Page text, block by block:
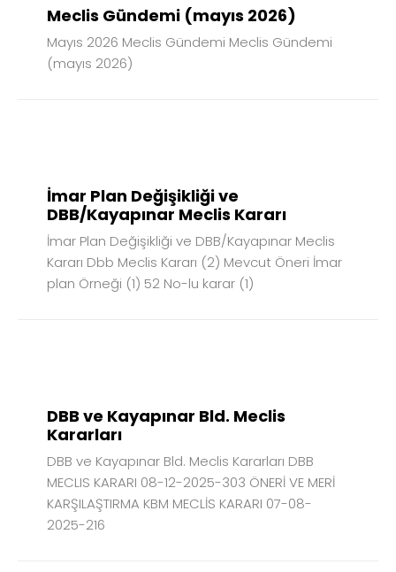
Meclis Gündemi (mayıs 2026)
Mayıs 2026 Meclis Gündemi Meclis Gündemi
(mayıs 2026)
İmar Plan Değişikliği ve
DBB/Kayapınar Meclis Kararı
İmar Plan Değişikliği ve DBB/Kayapınar Meclis
Kararı Dbb Meclis Kararı (2) Mevcut Öneri İmar
plan Örneği (1) 52 No-lu karar (1)
DBB ve Kayapınar Bld. Meclis
Kararları
DBB ve Kayapınar Bld. Meclis Kararları DBB
MECLIS KARARI 08-12-2025-303 ÖNERİ VE MERİ
KARŞILAŞTIRMA KBM MECLİS KARARI 07-08-
2025-216